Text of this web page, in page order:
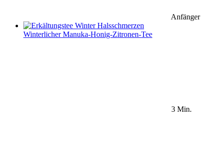
Anfänger
Winterlicher Manuka-Honig-Zitronen-Tee
3 Min.